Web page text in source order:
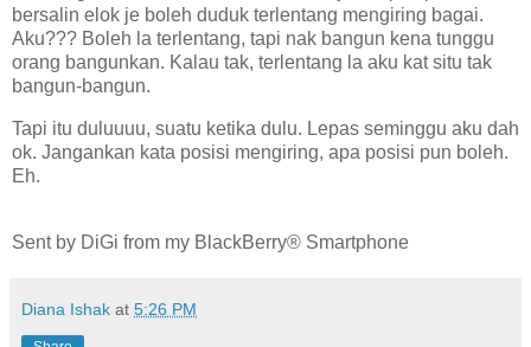
bersalin elok je boleh duduk terlentang mengiring bagai.
Aku??? Boleh la terlentang, tapi nak bangun kena tunggu
orang bangunkan. Kalau tak, terlentang la aku kat situ tak
bangun-bangun.
Tapi itu duluuuu, suatu ketika dulu. Lepas seminggu aku dah
ok. Jangankan kata posisi mengiring, apa posisi pun boleh.
Eh.
Sent by DiGi from my BlackBerry® Smartphone
Diana Ishak at 5:26 PM